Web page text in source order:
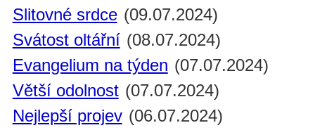
Slitovné srdce (09.07.2024)
Svátost oltářní (08.07.2024)
Evangelium na týden (07.07.2024)
Větší odolnost (07.07.2024)
Nejlepší projev (06.07.2024)